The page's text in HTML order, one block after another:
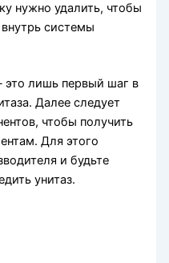
нужно удалить, чтобы
системы
это лишь первый шаг в
Далее следует
чтобы получить
Для этого
и будьте
унитаз.